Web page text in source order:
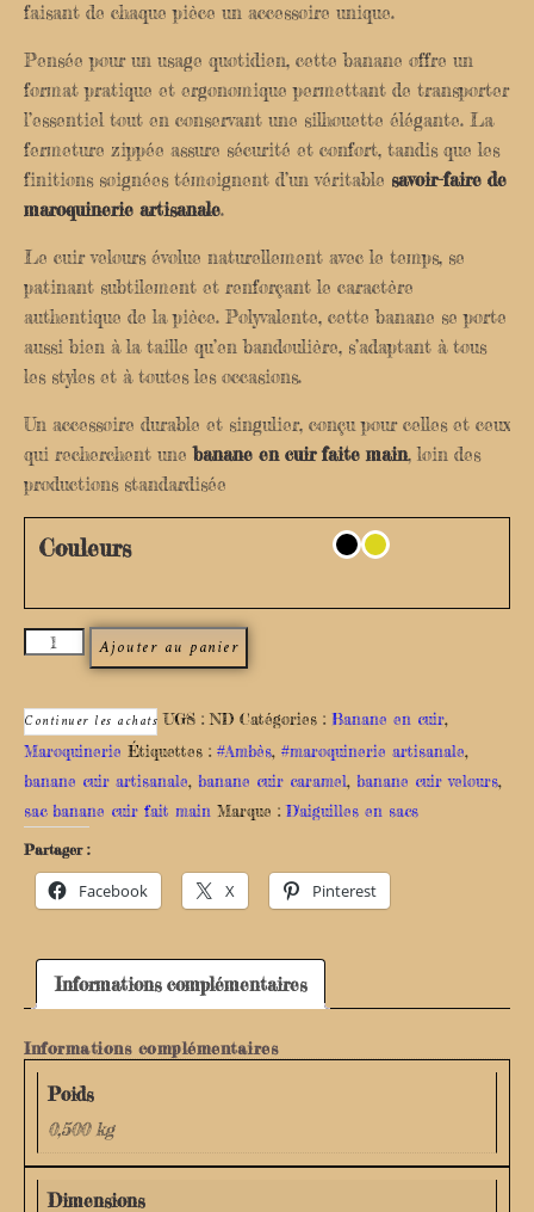
faisant de chaque pièce un accessoire unique.
Pensée pour un usage quotidien, cette banane offre un
format pratique et ergonomique permettant de transporter
l’essentiel tout en conservant une silhouette élégante. La
fermeture zippée assure sécurité et confort, tandis que les
finitions soignées témoignent d’un véritable savoir-faire de
maroquinerie artisanale.
Le cuir velours évolue naturellement avec le temps, se
patinant subtilement et renforçant le caractère
authentique de la pièce. Polyvalente, cette banane se porte
aussi bien à la taille qu’en bandoulière, s’adaptant à tous
les styles et à toutes les occasions.
Un accessoire durable et singulier, conçu pour celles et ceux
qui recherchent unebanane en cuir faite main, loin des
productions standardisée
Couleurs
Ajouter au panier
Continuer les achats UGS :ND Catégories : Banane en cuir,
Maroquinerie Étiquettes : #Ambès, #maroquinerie artisanale,
banane cuir artisanale, banane cuir caramel, banane cuir velours,
sac banane cuir fait main Marque :D'aiguilles en sacs
Partager :
Facebook X Pinterest
Informations complémentaires
Informations complémentaires
Poids
0,500 kg
Dimensions